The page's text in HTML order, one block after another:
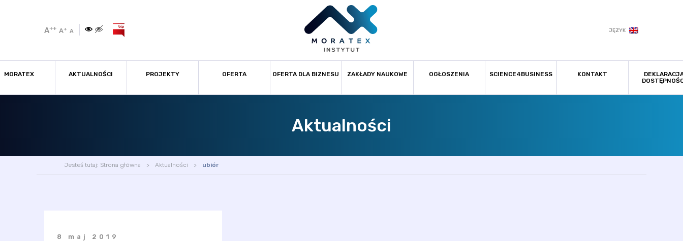
A++ A+ A JĘZYK
MORATEX AKTUALNOŚCI PROJEKTY OFERTA OFERTA DLA BIZNESU ZAKŁADY NAUKOWE OGŁOSZENIA SCIENCE4BUSINESS KONTAKT
Aktualności
Jesteś tutaj: Strona główna Aktualności ubiór
8 maj 2019